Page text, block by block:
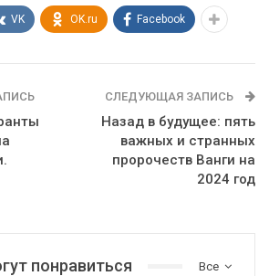
VK OK.ru Facebook
СЛЕДУЮЩАЯ ЗАПИСЬ
Назад в будущее: пять
важных и странных
пророчеств Ванги на
2024 год
Все
понравиться